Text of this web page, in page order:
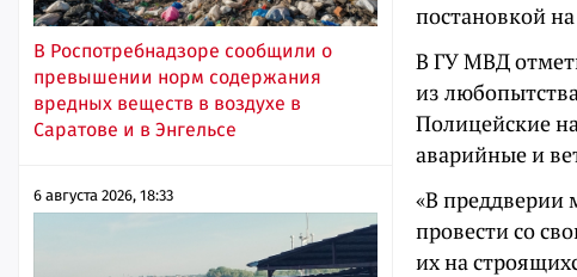
В Роспотребнадзоре сообщили о
превышении норм содержания
вредных веществ в воздухе в
Саратове и в Энгельсе
6 августа 2026, 18:33
постановкой на
В ГУ МВД
из
Полицейские
аварийные и
«В преддверии
провести со
их на